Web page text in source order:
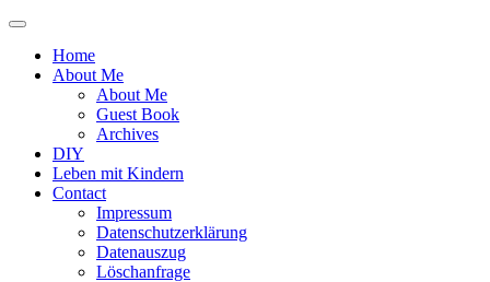
Menü
oder
ausblenden
Home
About Me
About Me
Guest Book
Archives
DIY
Leben mit Kindern
Contact
Impressum
Datenschutzerklärung
Datenauszug
Löschanfrage